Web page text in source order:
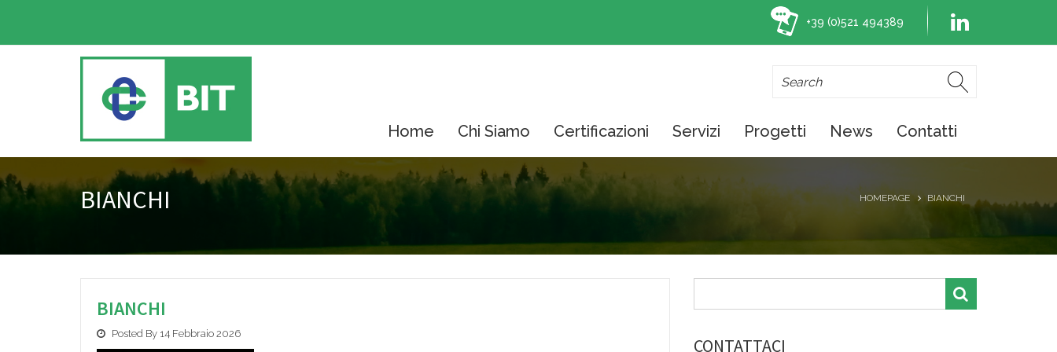
+39 (0)521 494389
Home Chi Siamo Certificazioni Servizi Progetti News Contatti
BIANCHI HOMEPAGE BIANCHI
BIANCHI
Posted By 14 Febbraio 2026
CONTATTACI